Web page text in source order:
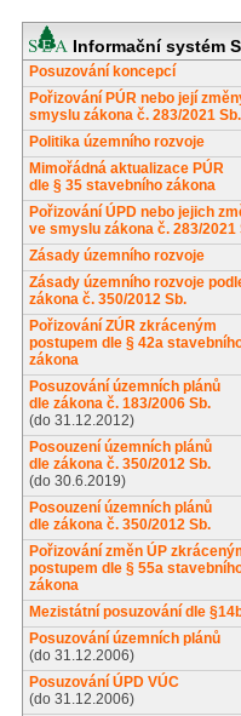
Informační systém
Posuzování koncepcí
Pořizování PÚR nebo její
smyslu zákona č. 283/2021 Sb.
Politika územního rozvoje
Mimořádná aktualizace PÚR
dle § 35 stavebního zákona
Pořizování ÚPD nebo jejich
ve smyslu zákona č. 283/2021
Zásady územního rozvoje
Zásady územního rozvoje
zákona č. 350/2012 Sb.
Pořizování ZÚR zkráceným
postupem dle § 42a
zákona
Posuzování územních plánů
dle zákona č. 183/2006 Sb.
(do 31.12.2012)
Posouzení územních plánů
dle zákona č. 350/2012 Sb.
(do 30.6.2019)
Posouzení územních plánů
dle zákona č. 350/2012 Sb.
Pořizování změn ÚP
postupem dle § 55a
zákona
Mezistátní posuzování dle
Posuzování územních plánů
(do 31.12.2006)
Posuzování ÚPD VÚC
(do 31.12.2006)